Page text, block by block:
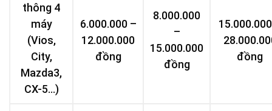
thông 4
máy
(Vios,
City,
Mazda3,
CX-5…)
6.000.000 –
12.000.000
đồng
8.000.000
–
15.000.000
đồng
đồng